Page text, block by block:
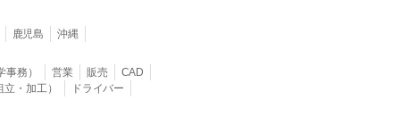
鹿児島 沖縄
務） 営業 販売
CAD
・加工）
ドライバー